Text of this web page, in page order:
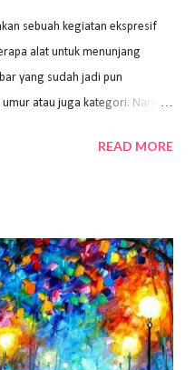
sebuah kegiatan ekspresif
alat untuk menunjang
yang sudah jadi pun
atau juga kategori. Namun,
dan bahan sangat
Berikut peralatan
Kegiatan menggambar
pembuatan gambar lebih
baik salah satu syaratnya
menggambar merupakan
READ MORE